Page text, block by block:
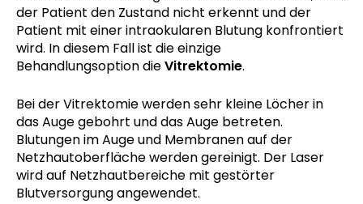
der Patient den Zustand nicht erkennt und der
Patient mit einer intraokularen Blutung konfrontiert
wird. In diesem Fall ist die einzige
Behandlungsoption dieVitrektomie.
Bei der Vitrektomie werden sehr kleine Löcher in
das Auge gebohrt und das Auge betreten.
Blutungen im Auge und Membranen auf der
Netzhautoberfläche werden gereinigt. Der Laser
wird auf Netzhautbereiche mit gestörter
Blutversorgung angewendet.